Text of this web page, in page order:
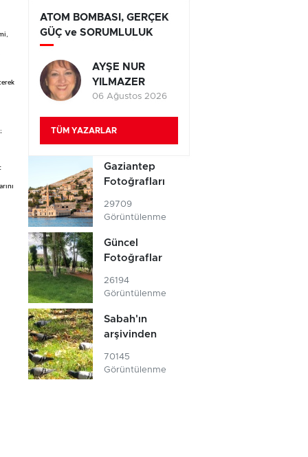
ATOM BOMBASI, GERÇEK
GÜÇ ve SORUMLULUK
AYŞE NUR
YILMAZER
06 Ağustos 2026
TÜM YAZARLAR
Gaziantep
Fotoğrafları
29709
Görüntülenme
Güncel
Fotoğraflar
26194
Görüntülenme
Sabah'ın
arşivinden
70145
Görüntülenme